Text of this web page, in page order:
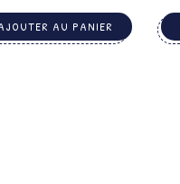
AU PANIER